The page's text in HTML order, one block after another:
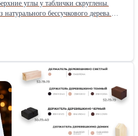
* Мы сопровождаем
до монтажа готового изделия.
углы у таблички скруглены.
бессучкового дерева.
для общепита
окраску просматривается
Табличка для заведений
Товар серии Деревяшкино